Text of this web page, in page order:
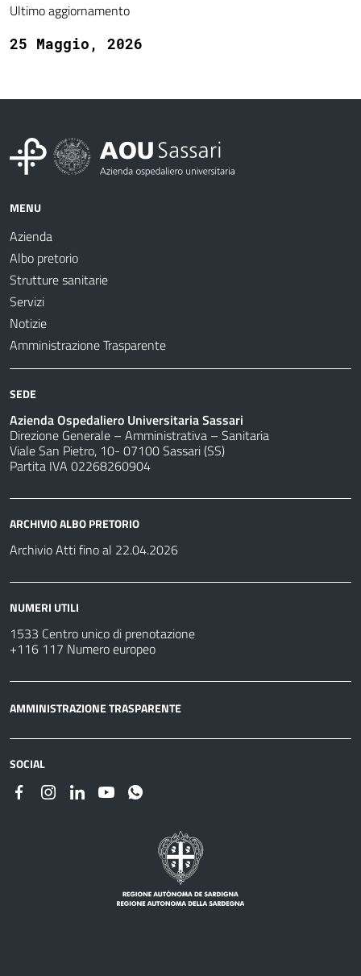
Ultimo aggiornamento
25 Maggio, 2026
MENU
Azienda
Albo pretorio
Strutture sanitarie
Servizi
Notizie
Amministrazione Trasparente
SEDE
Azienda Ospedaliero Universitaria Sassari
Direzione Generale – Amministrativa – Sanitaria
Viale San Pietro, 10- 07100 Sassari (SS)
Partita IVA 02268260904
ARCHIVIO ALBO PRETORIO
Archivio Atti fino al 22.04.2026
NUMERI UTILI
1533 Centro unico di prenotazione
+116 117 Numero europeo
AMMINISTRAZIONE TRASPARENTE
SOCIAL